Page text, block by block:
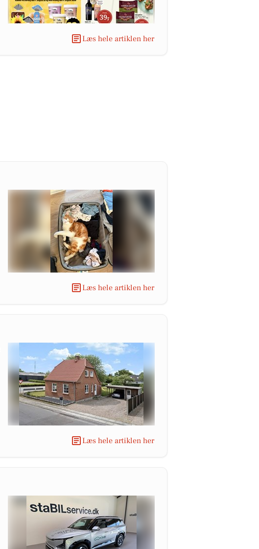
Læs hele artiklen her
Læs hele artiklen her
Læs hele artiklen her